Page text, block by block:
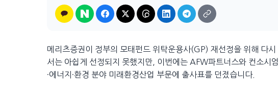
메리츠증권이 정부의 모태펀드 위탁운용사(GP) 재선정을 위해 다
서는 아쉽게 선정되지 못했지만, 이번에는 AFW파트너스와 컨소시
·에너지·환경 분야 미래환경산업 부문에 출사표를 던졌습니다.